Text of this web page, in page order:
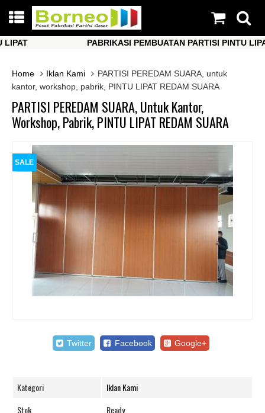
PABRIKASI PEMBUATAN PARTISI PINTU LIPAT
Home
Iklan Kami
PARTISI PEREDAM SUARA, untuk
kantor, workshop, pabrik, PINTU LIPAT REDAM SUARA
PARTISI PEREDAM SUARA, Untuk Kantor,
Workshop, Pabrik, PINTU LIPAT REDAM SUARA
SALE
Twitter Facebook Google+
Kategori
Iklan Kami
Stok
Ready